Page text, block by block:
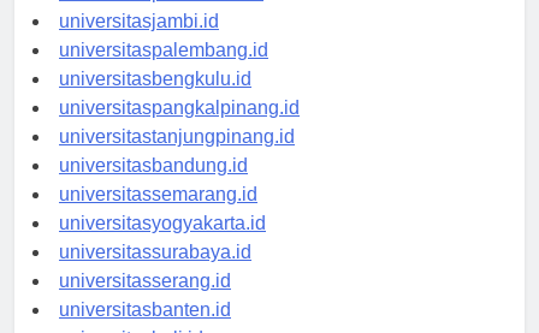
universitaspekanbaru.id
universitasjambi.id
universitaspalembang.id
universitasbengkulu.id
universitaspangkalpinang.id
universitastanjungpinang.id
universitasbandung.id
universitassemarang.id
universitasyogyakarta.id
universitassurabaya.id
universitasserang.id